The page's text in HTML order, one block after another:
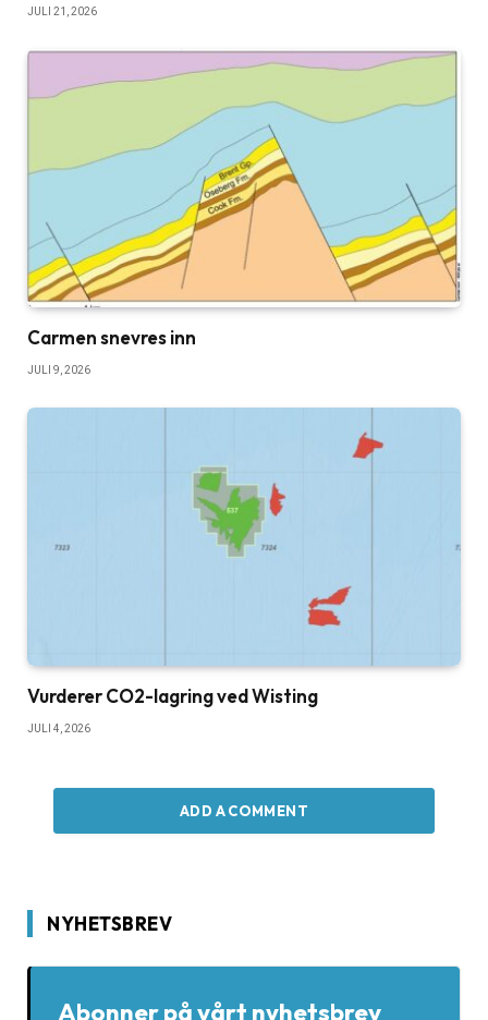
JULI 21, 2026
Carmen snevres inn
JULI 9, 2026
Vurderer CO2-lagring ved Wisting
JULI 4, 2026
ADD A COMMENT
NYHETSBREV
Abonner på vårt nyhetsbrev